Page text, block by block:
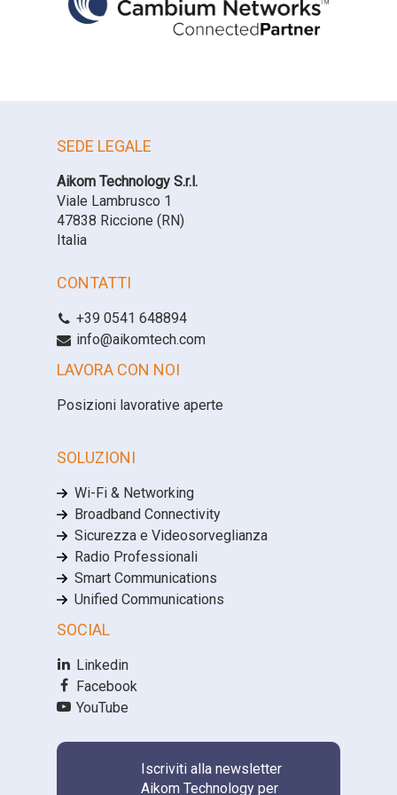
SEDE LEGALE
Aikom Technology S.r.l.
Viale Lambrusco 1
47838 Riccione (RN)
Italia
CONTATTI
+39 0541 648894
info@aikomtech.com
LAVORA CON NOI
Posizioni lavorative aperte
SOLUZIONI
Wi-Fi & Networking
Broadband Connectivity
Sicurezza e Videosorveglianza
Radio Professionali
Smart Communications
Unified Communications
SOCIAL
Linkedin
Facebook
YouTube
Iscriviti alla newsletter
Aikom Technology per